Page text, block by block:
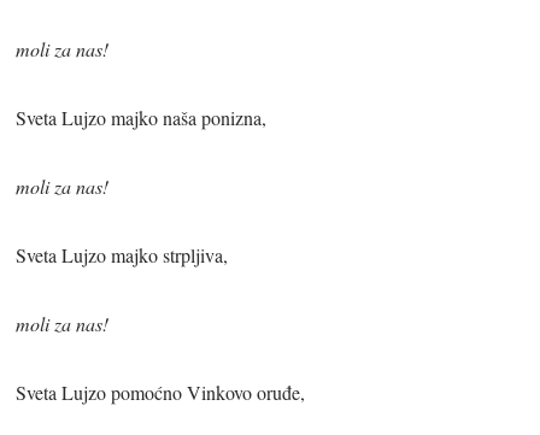
moli za nas!
Sveta Lujzo majko naša ponizna,
moli za nas!
Sveta Lujzo majko strpljiva,
moli za nas!
Sveta Lujzo pomoćno Vinkovo oruđe,